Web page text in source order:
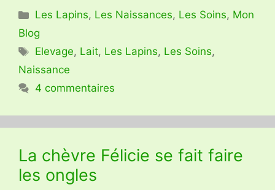
Catégories
Les Lapins, Les Naissances, Les Soins, Mon
Blog
Étiquettes
Elevage, Lait, Les Lapins, Les Soins,
Naissance
4 commentaires
La chèvre Félicie se fait faire
les ongles